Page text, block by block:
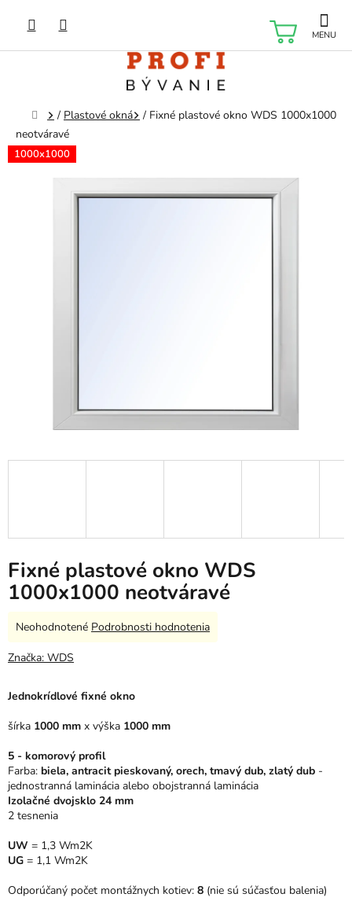
obsah
Domov
/ Plastové okná / Fixné plastové okno WDS 1000x1000
neotváravé
1000x1000
Fixné plastové okno WDS
1000x1000 neotváravé
Jednokrídlové fixné okno
šírka 1000 mm x výška 1000 mm
5 - komorový profil
Farba: biela, antracit pieskovaný, orech, tmavý dub, zlatý dub -
jednostranná laminácia alebo obojstranná laminácia
Izolačné dvojsklo 24 mm
2 tesnenia
UW = 1,3 Wm2K
UG = 1,1 Wm2K
Odporúčaný počet montážnych kotiev: 8 (nie sú súčasťou balenia)
Priemerné
produktu
z
hviezdičiek.
Neohodnotené Podrobnosti hodnotenia
Značka: WDS